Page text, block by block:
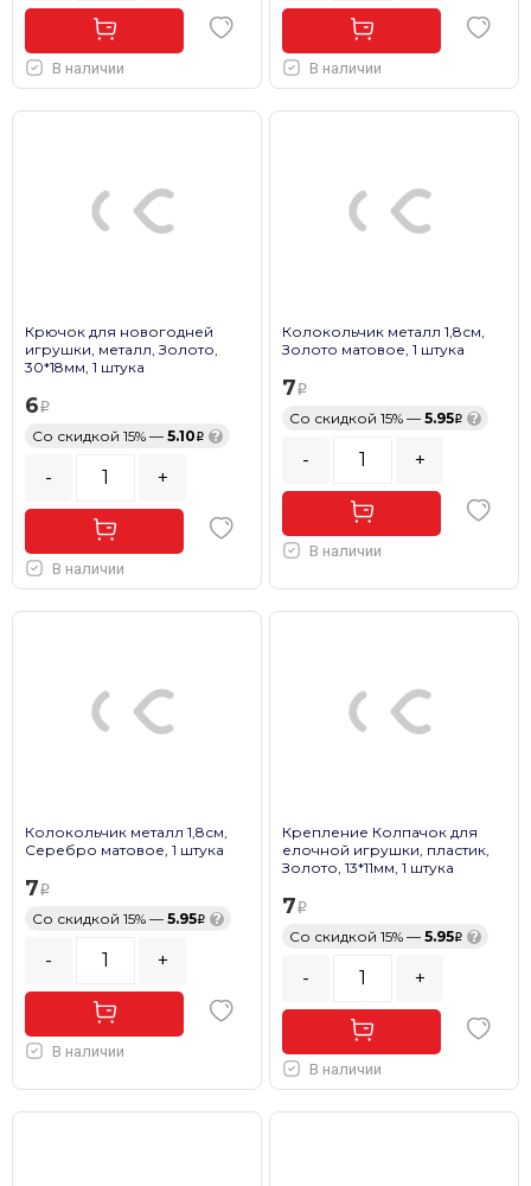
В наличии В наличии
Крючок для новогодней
игрушки, металл, Золото,
30*18мм, 1 штука
6
Со скидкой 15% — 5.10 ?
- +
В наличии
Колокольчик металл 1,8см,
Золото матовое, 1 штука
7
Со скидкой 15% — 5.95 ?
- +
В наличии
Колокольчик металл 1,8см,
Серебро матовое, 1 штука
7
Со скидкой 15% — 5.95 ?
- +
В наличии
Крепление Колпачок для
елочной игрушки, пластик,
Золото, 13*11мм, 1 штука
7
Со скидкой 15% — 5.95 ?
- +
В наличии